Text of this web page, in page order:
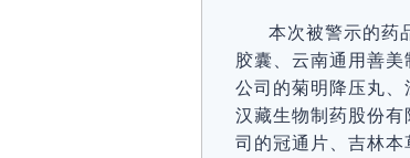
本次被警示的药
胶囊、云南通用善
公司的菊明降压丸
汉藏生物制药股份
司的冠通片、吉林